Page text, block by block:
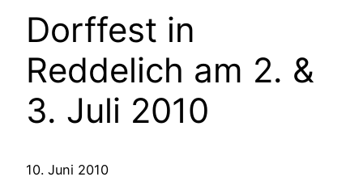
Dorffest in
Reddelich am 2. &
3. Juli 2010
10. Juni 2010